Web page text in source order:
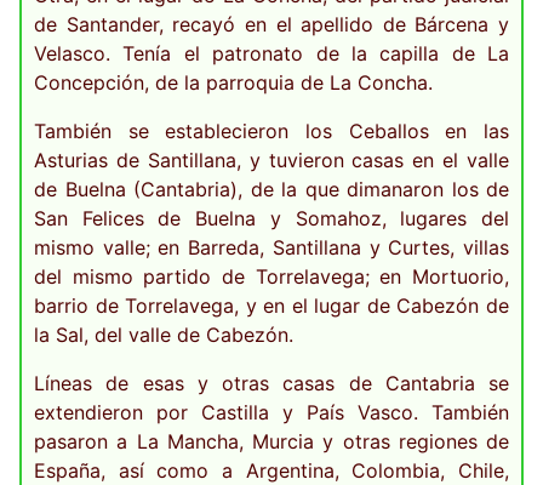
de Santander, recayó en el apellido de Bárcena y
Velasco. Tenía el patronato de la capilla de La
Concepción, de la parroquia de La Concha.
También se establecieron los Ceballos en las
Asturias de Santillana, y tuvieron casas en el valle
de Buelna (Cantabria), de la que dimanaron los de
San Felices de Buelna y Somahoz, lugares del
mismo valle; en Barreda, Santillana y Curtes, villas
del mismo partido de Torrelavega; en Mortuorio,
barrio de Torrelavega, y en el lugar de Cabezón de
la Sal, del valle de Cabezón.
Líneas de esas y otras casas de Cantabria se
extendieron por Castilla y País Vasco. También
pasaron a La Mancha, Murcia y otras regiones de
España, así como a Argentina, Colombia, Chile,